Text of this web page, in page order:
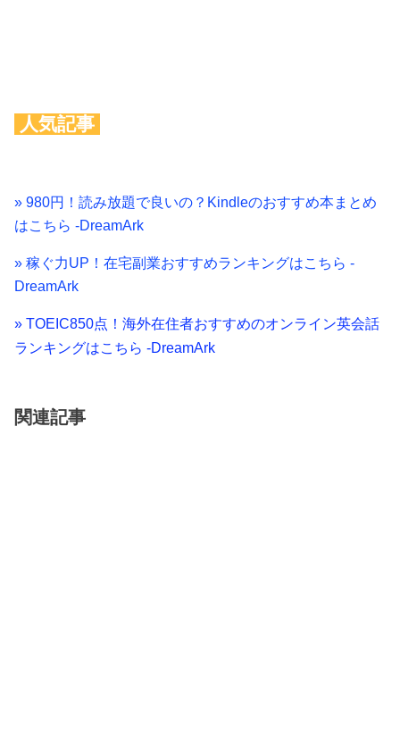
人気記事
» 980円！読み放題で良いの？Kindleのおすすめ本まとめ
はこちら -DreamArk
» 稼ぐ力UP！在宅副業おすすめランキングはこちら -
DreamArk
» TOEIC850点！海外在住者おすすめのオンライン英会話
ランキングはこちら -DreamArk
関連記事